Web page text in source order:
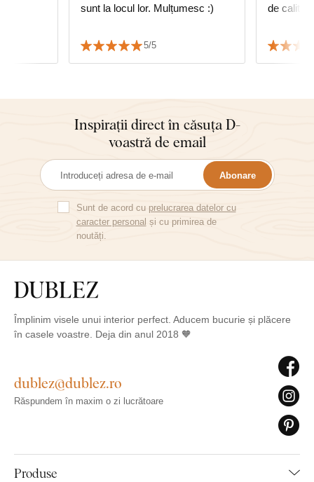
sunt la locul lor. Mulțumesc :)
5/5
de
Inspirații direct în căsuța D-
voastră de email
Abonare
Sunt de acord cu prelucrarea datelor cu
caracter personal și cu primirea de
noutăți.
Împlinim visele unui interior perfect. Aducem bucurie și plăcere
în casele voastre. Deja din anul 2018 🧡
Produse
dublez@dublez.ro
Răspundem în maxim o zi lucrătoare